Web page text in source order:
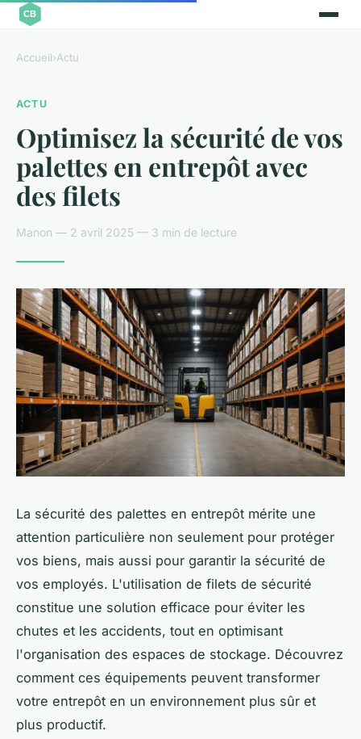
Accueil›Actu
ACTU
Optimisez la sécurité de vos
palettes en entrepôt avec
des filets
Manon — 2 avril 2025 — 3 min de lecture
La sécurité des palettes en entrepôt mérite une
attention particulière non seulement pour protéger
vos biens, mais aussi pour garantir la sécurité de
vos employés. L'utilisation de filets de sécurité
constitue une solution efficace pour éviter les
chutes et les accidents, tout en optimisant
l'organisation des espaces de stockage. Découvrez
comment ces équipements peuvent transformer
votre entrepôt en un environnement plus sûr et
plus productif.